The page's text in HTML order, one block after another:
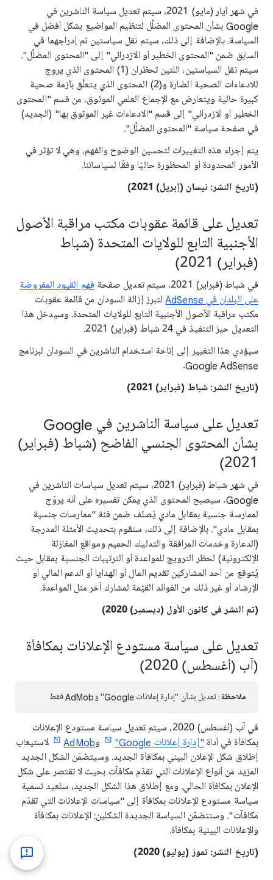
في شهر أيار (مايو) 2021، سيتم تعديل سياسة الناشرين في
Google بشأن المحتوى المضلِّل لتنظيم المواضيع بشكل أفضل في
السياسة. بالإضافة إلى ذلك، سيتم نقل سياستين تم إدراجهما في
السابق ضمن "المحتوى الخطير أو الازدرائي" إلى "المحتوى المضلِّل".
سيتم نقل السياستين، اللتين تحظران (1) المحتوى الذي يروج
للادعاءات الصحية الضارة و(2) المحتوى الذي يتعلَّق بأزمة صحية
كبيرة حالية ويتعارض مع الإجماع العلمي الموثوق، من قسم "المحتوى
الخطير أو الازدرائي" إلى قسم "الادعاءات غير الموثوق بها" (الجديد)
في صفحة سياسة "المحتوى المضلِّل".
يتم إجراء هذه التغييرات لتحسين الوضوح والفهم، وهي لا تؤثر في
الأمور المحدودة أو المحظورة حاليًا وفقًا لسياساتنا.
(تاريخ النشر: نيسان (إبريل) 2021)
تعديل على قائمة عقوبات مكتب مراقبة الأصول
الأجنبية التابع للولايات المتحدة (شباط
(فبراير) 2021)
في شباط (فبراير) 2021، سيتم تعديل صفحة
فهم القيود المفروضة
على البلدان في AdSense
لتبرِز إزالة السودان من قائمة عقوبات
مكتب مراقبة الأصول الأجنبية التابع للولايات المتحدة. وسيدخل هذا
التعديل حيز التنفيذ في 24 شباط (فبراير) 2021.
سيؤدي هذا التغيير إلى إتاحة استخدام الناشرين في السودان لبرنامج
Google AdSense.
(تاريخ النشر: شباط (فبراير) 2021)
تعديل على سياسة الناشرين في Google
بشأن المحتوى الجنسي الفاضح (شباط (فبراير)
2021)
في شهر شباط (فبراير) 2021، سيتم تعديل سياسات الناشرين في
Google. سيصبح المحتوى الذي يمكن تفسيره على أنه يروّج
لممارسة جنسية بمقابل مادي يُصنّف ضمن فئة "ممارسات جنسية
بمقابل مادي". بالإضافة إلى ذلك، سنقوم بتحديث الأمثلة المدرجة
(الدعارة وخدمات المرافقة والتدليك الحميم ومواقع المغازلة
الإلكترونية) لحظر الترويج للمواعدة أو الترتيبات الجنسية بمقابل حيث
يُتوقع من أحد المشاركين تقديم المال أو الهدايا أو الدعم المالي أو
الإرشاد أو غير ذلك من الفوائد القيّمة لمشارك آخر مثل المواعدة.
(تم النشر في كانون الأول (ديسمبر) 2020)
تعديل على سياسة مستودع الإعلانات بمكافأة
(آب (أغسطس) 2020)
ملاحظة: تعديل بشأن "إدارة إعلانات Google" وAdMob فقط
في آب (أغسطس) 2020، سيتم تعديل سياسة مستودع الإعلانات
بمكافأة في أداة "إدارة إعلانات Google" وAdMob
لاستيعاب
إطلاق شكل الإعلان البيني بمكافأة الجديد. وسيتضمّن الشكل الجديد
المزيد من أنواع الإعلانات التي تقدّم مكافآت بحيث لا تقتصر على شكل
الإعلان بمكافأة الحالي. ومع إطلاق هذا الشكل الجديد، سنُعيد تسمية
سياسة مستودع الإعلانات بمكافأة إلى "سياسات الإعلانات التي تقدّم
مكافآت". وستتضمّن السياسة الجديدة الشكلين: الإعلانات بمكافأة
والإعلانات البينية بمكافأة.
(تاريخ النشر: تموز (يوليو) 2020)